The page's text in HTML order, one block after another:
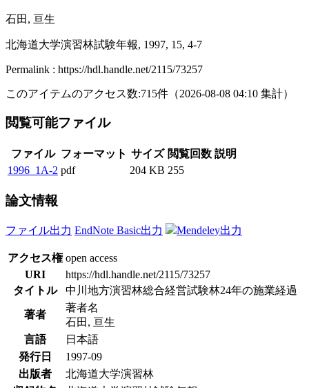
石田, 亘生
北海道大学演習林試験年報, 1997, 15, 4-7
Permalink : https://hdl.handle.net/2115/73257
このアイテムのアクセス数:715件 （2026-08-08 04:10 集計）
閲覧可能ファイル
ファイル フォーマット サイズ 閲覧回数 説明
1996_1A-2 pdf 204 KB 255
論文情報
ファイル出力 EndNote Basic出力 Mendeley出力
アクセス権 open access
URI
https://hdl.handle.net/2115/73257
タイトル
中川地方演習林総合経営試験林24年の施業経過
著者
著者名
石田, 亘生
言語
日本語
発行日
1997-09
出版者
北海道大学演習林